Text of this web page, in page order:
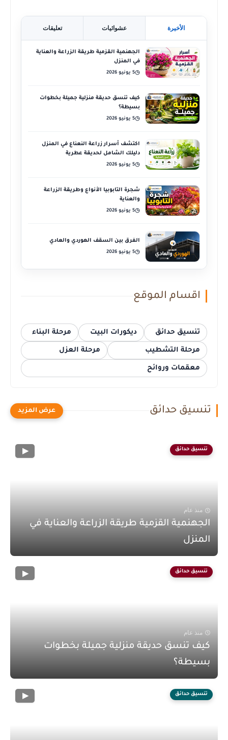
الأخيرة عشوائيات تعليقات
الجهنمية القزمية طريقة الزراعة والعناية
في المنزل
◷5 يونيو 2026
كيف تنسق حديقة منزلية جميلة بخطوات
بسيطة؟
◷5 يونيو 2026
اكتشف أسرار زراعة النعناع في المنزل
دليلك الشامل لحديقة عطرية
◷5 يونيو 2026
شجرة التابوبيا الأنواع وطريقة الزراعة
والعناية
◷5 يونيو 2026
الفرق بين السقف الهوردي والعادي
◷5 يونيو 2026
اقسام الموقع
تنسيق حدائق ديكورات البيت مرحلة البناء
مرحلة التشطيب مرحلة العزل
معقمات وروائح
تنسيق حدائق
تنسيق حدائق
منذ عام
الجهنمية القزمية طريقة الزراعة والعناية في
المنزل
تنسيق حدائق
منذ عام
كيف تنسق حديقة منزلية جميلة بخطوات
بسيطة؟
تنسيق حدائق